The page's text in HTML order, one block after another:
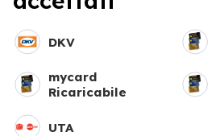
DKV
mycard
Ricaricabile
UTA